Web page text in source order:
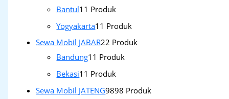
Bantul1 1 Produk
Yogyakarta1 1 Produk
Sewa Mobil JABAR22 Produk
Bandung1 1 Produk
Bekasi1 1 Produk
Sewa Mobil JATENG9898 Produk